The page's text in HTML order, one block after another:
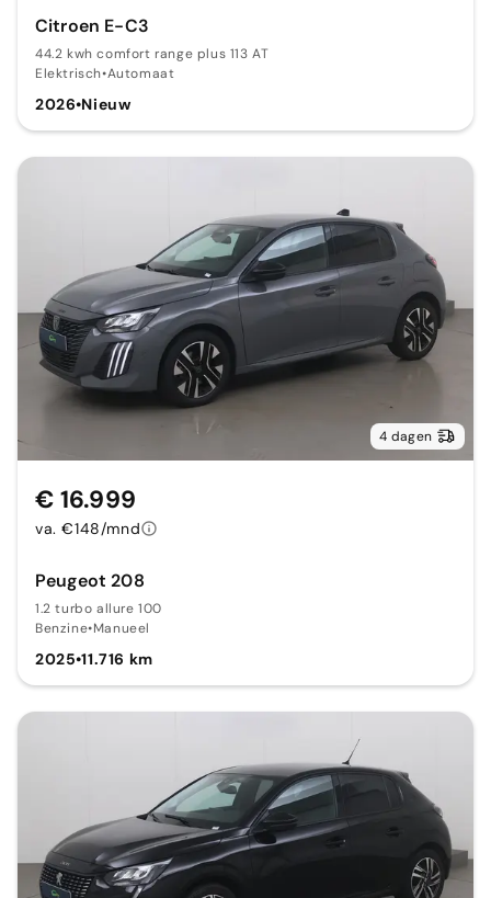
Citroen E-C3
44.2 kwh comfort range plus 113 AT
Elektrisch•Automaat
2026•Nieuw
4 dagen
Peugeot 208
1.2 turbo allure 100
Benzine•Manueel
2025•11.716 km
€ 16.999
va. €148/mnd